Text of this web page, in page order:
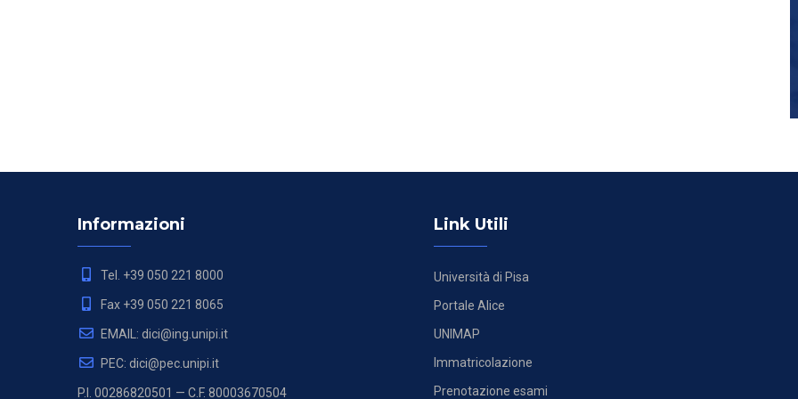
Informazioni
Tel. +39 050 221 8000
Fax +39 050 221 8065
EMAIL: dici@ing.unipi.it
PEC: dici@pec.unipi.it
P.I. 00286820501 — C.F. 80003670504
Link Utili
Università di Pisa
Portale Alice
UNIMAP
Immatricolazione
Prenotazione esami